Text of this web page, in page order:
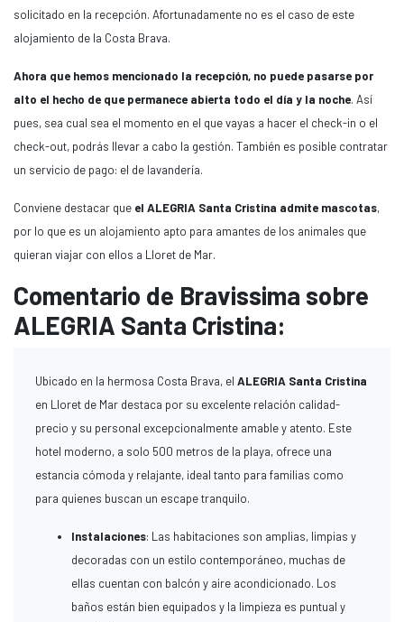
solicitado en la recepción. Afortunadamente no es el caso de este
alojamiento de la Costa Brava.
Ahora que hemos mencionado la recepción, no puede pasarse por
alto el hecho de que permanece abierta todo el día y la noche. Así
pues, sea cual sea el momento en el que vayas a hacer el check-in o el
check-out, podrás llevar a cabo la gestión. También es posible contratar
un servicio de pago: el de lavandería.
Conviene destacar que el ALEGRIA Santa Cristina admite mascotas,
por lo que es un alojamiento apto para amantes de los animales que
quieran viajar con ellos a Lloret de Mar.
Comentario de Bravissima sobre
ALEGRIA Santa Cristina:
Ubicado en la hermosa Costa Brava, el ALEGRIA Santa Cristina
en Lloret de Mar destaca por su excelente relación calidad-
precio y su personal excepcionalmente amable y atento. Este
hotel moderno, a solo 500 metros de la playa, ofrece una
estancia cómoda y relajante, ideal tanto para familias como
para quienes buscan un escape tranquilo.
Instalaciones: Las habitaciones son amplias, limpias y
decoradas con un estilo contemporáneo, muchas de
ellas cuentan con balcón y aire acondicionado. Los
baños están bien equipados y la limpieza es puntual y